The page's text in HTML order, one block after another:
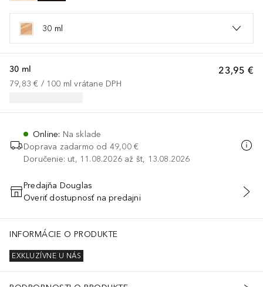
30 ml
23,95 €
30 ml
79,83 € / 100 ml vrátane DPH
Online: Na sklade
Doprava zadarmo od 49,00 €
Doručenie: ut, 11.08.2026 až št, 13.08.2026
PRIDAŤ DO KOŠÍKA
Predajňa Douglas
Overiť dostupnosť na predajni
INFORMÁCIE O PRODUKTE
EXKLUZÍVNE U NÁS